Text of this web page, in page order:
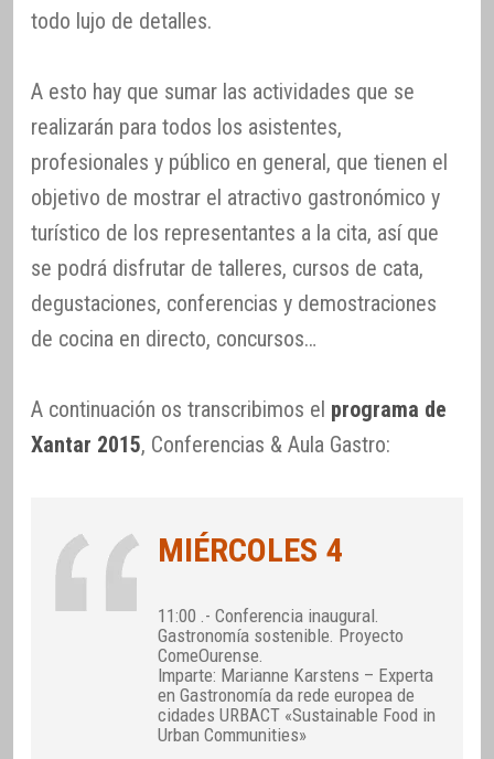
todo lujo de detalles.
A esto hay que sumar las actividades que se
realizarán para todos los asistentes,
profesionales y público en general, que tienen el
objetivo de mostrar el atractivo gastronómico y
turístico de los representantes a la cita, así que
se podrá disfrutar de talleres, cursos de cata,
degustaciones, conferencias y demostraciones
de cocina en directo, concursos…
A continuación os transcribimos el programa de
Xantar 2015, Conferencias & Aula Gastro:
MIÉRCOLES 4
11:00 .- Conferencia inaugural.
Gastronomía sostenible. Proyecto
ComeOurense.
Imparte: Marianne Karstens – Experta
en Gastronomía da rede europea de
cidades URBACT «Sustainable Food in
Urban Communities»